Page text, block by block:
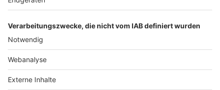
Nutzungsbedingungen Datenschutz Impressum